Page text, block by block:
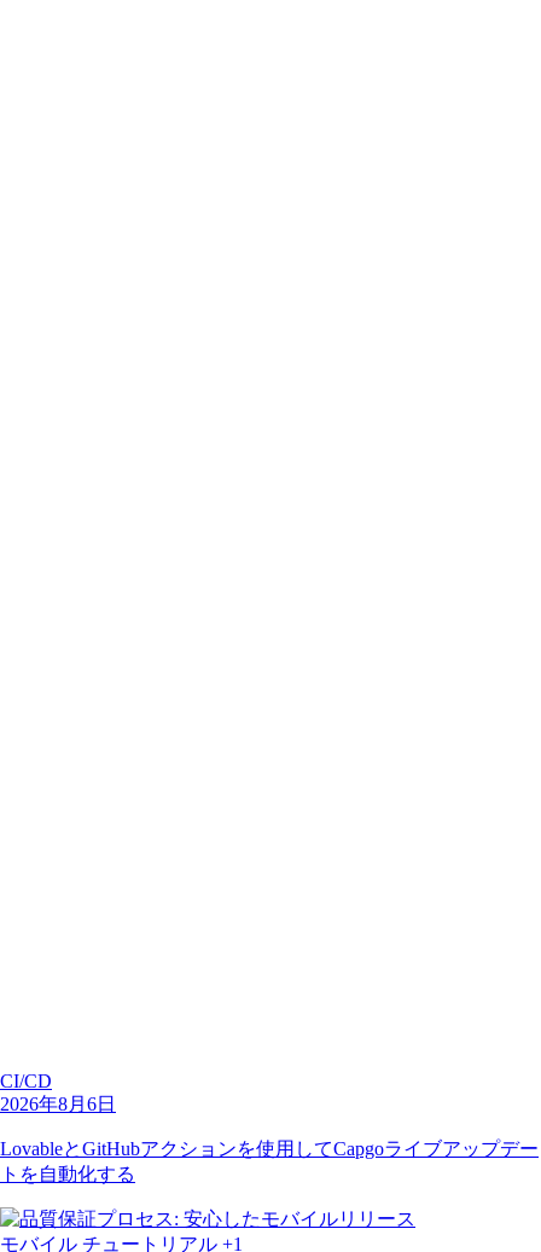
CI/CD
2026年8月6日
LovableとGitHubアクションを使用してCapgoライブアップデー
トを自動化する
モバイル チュートリアル +1